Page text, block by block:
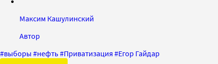
Максим Кашулинский
Автор
#выборы #нефть#Приватизация #Егор Гайдар